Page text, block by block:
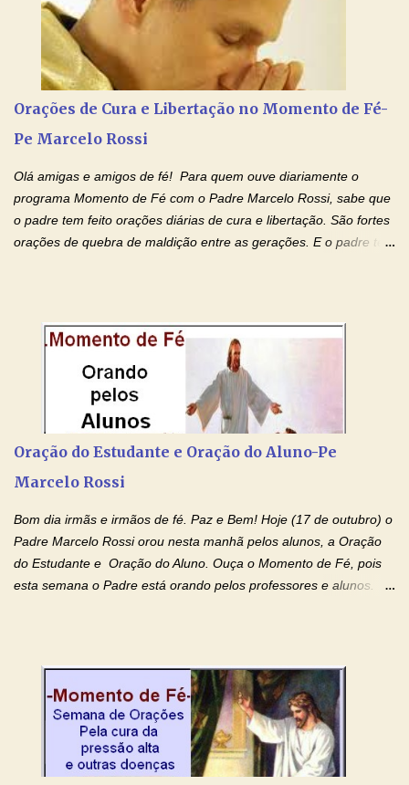
Kairós aconteça em sua vida. Fique no Amor Ágape de Jesus e
no Amor Materno de Nossa Senhora. Adriana-Devoção e Fé
Mensagem do Padre Marcelo Rossi por E-mail: Amados!! Nesta
quarta feira, vamos orar pelas pessoas que sofrem com as
doenças do coração, NO SAGRADO CORAÇÃO DE JESUS E NO
Orações de Cura e Libertação no Momento de Fé-
Pe Marcelo Rossi
Olá amigas e amigos de fé! Para quem ouve diariamente o
programa Momento de Fé com o Padre Marcelo Rossi, sabe que
o padre tem feito orações diárias de cura e libertação. São fortes
orações de quebra de maldição entre as gerações. E o padre tem
por estas valiosas orações. Tenham um lindo fim de semana na
paz de Jesus Cristo e no amor de Maria Santíssima. Adriana-
Devoção e Fé Clique para acessar: Facebook Padre Marcelo
Rossi Site Padre Marcelo Rossi (para ouvir o Momento de Fé)
Tocai, Cura! E Restaura! "Jesus, no poder de Seu Nome, peço
gerações, através de todas as raízes da minha árvore
genealógica. Que o Sangue de Jesus, purificador e vivificante,
Oração do Estudante e Oração do Aluno-Pe
Marcelo Rossi
Bom dia irmãs e irmãos de fé. Paz e Bem! Hoje (17 de outubro) o
Padre Marcelo Rossi orou nesta manhã pelos alunos, a Oração
do Estudante e Oração do Aluno. Ouça o Momento de Fé, pois
esta semana o Padre está orando pelos professores e alunos.
intelectualmente e espiritualmente para o dia da prova. Confie no
amor Ágape de Jesus e no amor materno de Nossa Senhora.
Fique com a paz de Jesus e o amor de Maria! Adriana-Devoção e
Fé Oração do Estudante I Senhor, eu sou estudante, e por sinal,
inteligente. Prova isto é o fato de eu estar aqui, conversando com